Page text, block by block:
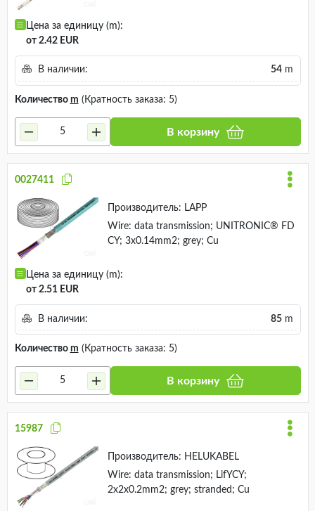
Цена за единицу (m):
от 2.42 EUR
В наличии: 54m
Количество m (Кратность заказа: 5)
В корзину
0027411
Производитель: LAPP
Wire: data transmission; UNITRONIC® FD
CY; 3x0.14mm2; grey; Cu
Цена за единицу (m):
от 2.51 EUR
В наличии: 85m
Количество m (Кратность заказа: 5)
В корзину
15987
Производитель: HELUKABEL
Wire: data transmission; LifYCY;
2x2x0.2mm2; grey; stranded; Cu